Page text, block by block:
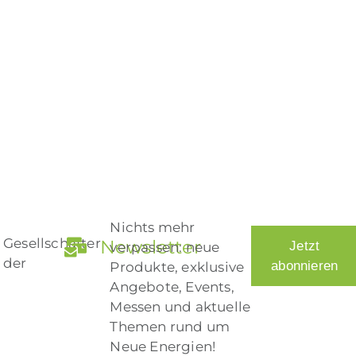
Gesellschafter
der
Newsletter
Nichts mehr
verpassen: neue
Produkte, exklusive
Angebote, Events,
Messen und aktuelle
Themen rund um
Neue Energien!
Jetzt
abonnieren